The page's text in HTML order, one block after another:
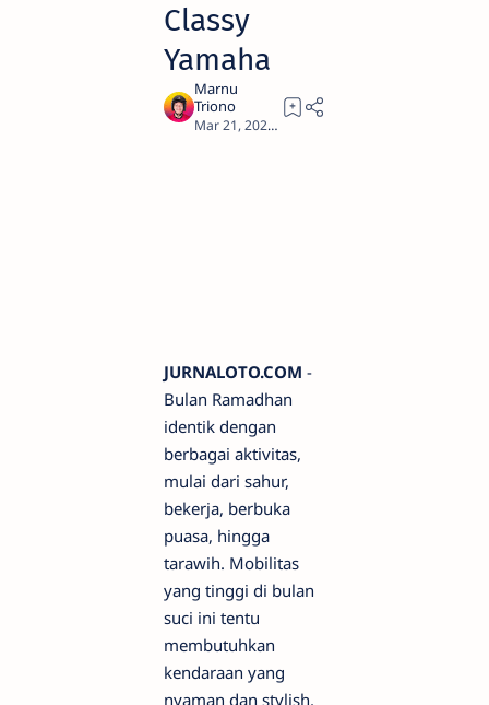
Classy
Yamaha
JURNALOTO.COM -
Bulan Ramadhan
identik dengan
berbagai aktivitas,
mulai dari sahur,
bekerja, berbuka
puasa, hingga
tarawih. Mobilitas
yang tinggi di bulan
suci ini tentu
membutuhkan
kendaraan yang
nyaman dan stylish.